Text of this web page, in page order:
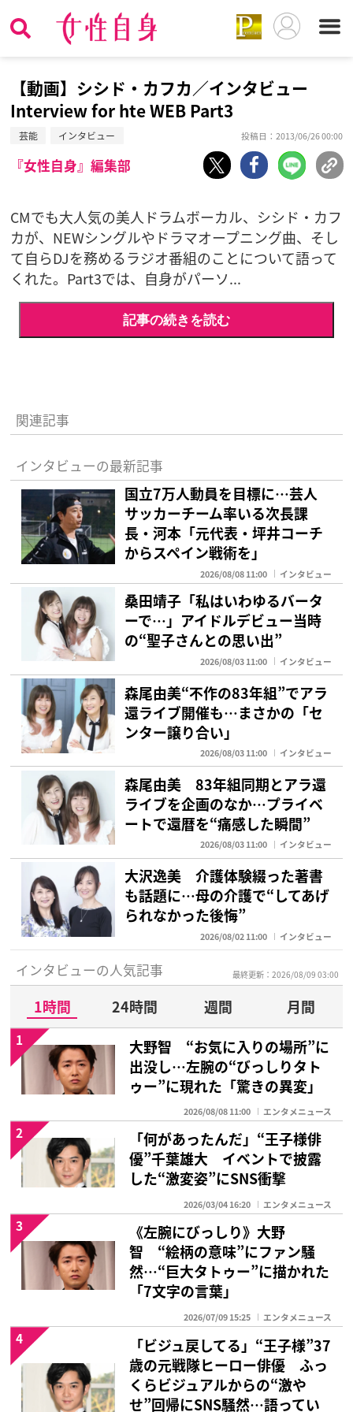
【動画】シシド・カフカ／インタビュー
Interview for hte WEB Part3
芸能 インタビュー 投稿日：2013/06/26 00:00
『女性自身』編集部
CMでも大人気の美人ドラムボーカル、シシド・カフ
カが、NEWシングルやドラマオープニング曲、そし
て自らDJを務めるラジオ番組のことについて語って
くれた。Part3では、自身がパーソ...
記事の続きを読む
関連記事
インタビューの最新記事
国立7万人動員を目標に…芸人
サッカーチーム率いる次長課
長・河本「元代表・坪井コーチ
からスペイン戦術を」
2026/08/08 11:00 インタビュー
桑田靖子「私はいわゆるバータ
ーで…」アイドルデビュー当時
の“聖子さんとの思い出”
2026/08/03 11:00 インタビュー
森尾由美“不作の83年組”でアラ
還ライブ開催も…まさかの「セ
ンター譲り合い」
2026/08/03 11:00 インタビュー
森尾由美 83年組同期とアラ還
ライブを企画のなか…プライベ
ートで還暦を“痛感した瞬間”
2026/08/03 11:00 インタビュー
大沢逸美 介護体験綴った著書
も話題に…母の介護で“してあげ
られなかった後悔”
2026/08/02 11:00 インタビュー
インタビューの人気記事 最終更新：2026/08/09 03:00
1時間 24時間 週間
月間
大野智 “お気に入りの場所”に
出没し…左腕の“びっしりタト
ゥー”に現れた「驚きの異変」
2026/08/08 11:00 エンタメニュース
1
「何があったんだ」“王子様俳
優”千葉雄大 イベントで披露
した“激変姿”にSNS衝撃
2026/03/04 16:20 エンタメニュース
2
《左腕にびっしり》大野
智 “絵柄の意味”にファン騒
然…“巨大タトゥー”に描かれた
「7文字の言葉」
2026/07/09 15:25 エンタメニュース
3
「ビジュ戻してる」“王子様”37
歳の元戦隊ヒーロー俳優 ふっ
くらビジュアルからの“激や
せ”回帰にSNS騒然…語ってい
4